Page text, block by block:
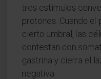
tres estímulos
protones. Cuando el
cierto umbral, las
contestan con
gastrina y cierra el
negativa.